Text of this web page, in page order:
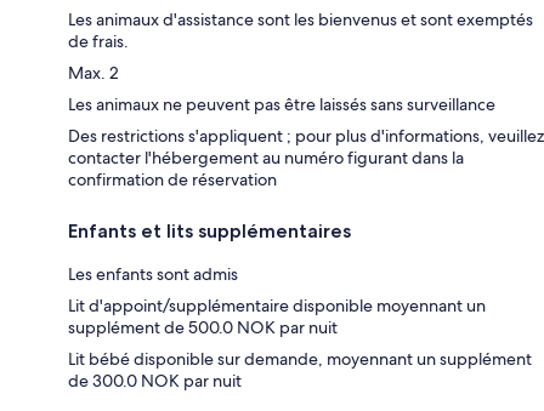
Les animaux d'assistance sont les bienvenus et sont exemptés
de frais.
Max. 2
Les animaux ne peuvent pas être laissés sans surveillance
Des restrictions s'appliquent ; pour plus d'informations, veuillez
contacter l'hébergement au numéro figurant dans la
confirmation de réservation
Enfants et lits supplémentaires
Les enfants sont admis
Lit d'appoint/supplémentaire disponible moyennant un
supplément de 500.0 NOK par nuit
Lit bébé disponible sur demande, moyennant un supplément
de 300.0 NOK par nuit